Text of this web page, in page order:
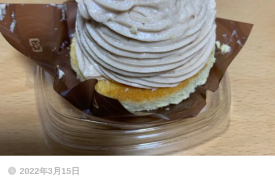
2022年3月15日